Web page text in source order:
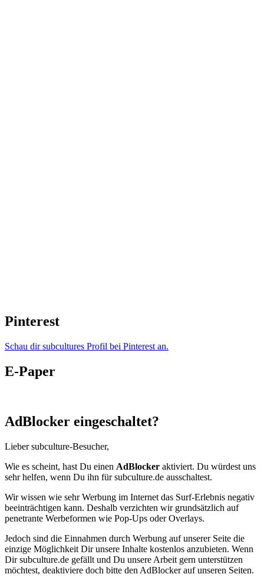
Pinterest
Schau dir subcultures Profil bei Pinterest an.
E-Paper
AdBlocker eingeschaltet?
Lieber subculture-Besucher,
Wie es scheint, hast Du einen AdBlocker aktiviert. Du würdest uns
sehr helfen, wenn Du ihn für subculture.de ausschaltest.
Wir wissen wie sehr Werbung im Internet das Surf-Erlebnis negativ
beeinträchtigen kann. Deshalb verzichten wir grundsätzlich auf
penetrante Werbeformen wie Pop-Ups oder Overlays.
Jedoch sind die Einnahmen durch Werbung auf unserer Seite die
einzige Möglichkeit Dir unsere Inhalte kostenlos anzubieten. Wenn
Dir subculture.de gefällt und Du unsere Arbeit gern unterstützen
möchtest, deaktiviere doch bitte den AdBlocker auf unseren Seiten.